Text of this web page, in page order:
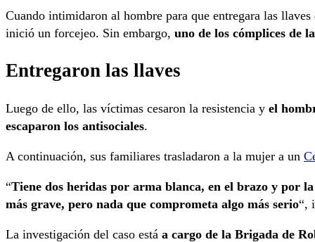
Cuando intimidaron al hombre para que entregara las
inició un forcejeo. Sin embargo, uno de los cómplices de
Entregaron las llaves
Luego de ello, las víctimas cesaron la resistencia y el
escaparon los antisociales.
A continuación, sus familiares trasladaron a la mujer a un
“Tiene dos heridas por arma blanca, en el brazo y por
más grave, pero nada que comprometa algo más serio“,
La investigación del caso está a cargo de la Brigada de